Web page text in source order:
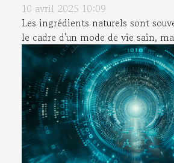
10 avril 2025 10:09
Les ingrédients naturels sont
le cadre d'un mode de vie sain,